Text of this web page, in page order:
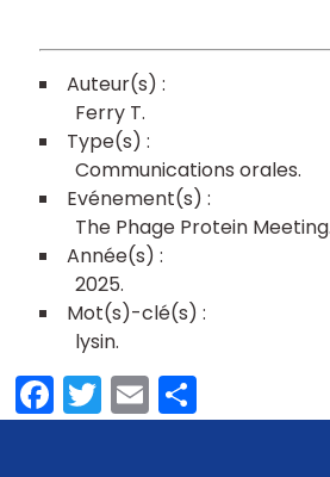
Ferry T
Communications orales
The Phage Protein Meeting
2025
lysin
Facebook
Twitter
EmailShare